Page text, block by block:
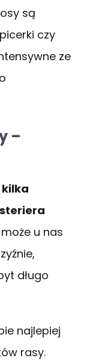
są
czy
ze
–
u nas
długo
najlepiej
rasy.